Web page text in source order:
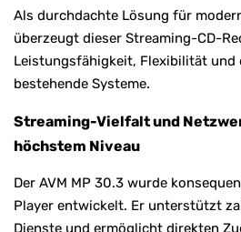
Als durchdachte Lösung für
überzeugt dieser Streaming-CD-
Leistungsfähigkeit, Flexibilität und
bestehende Systeme.
Streaming-Vielfalt und
höchstem Niveau
Der AVM MP 30.3 wurde
Player entwickelt. Er unterstützt
Dienste und ermöglicht direkten